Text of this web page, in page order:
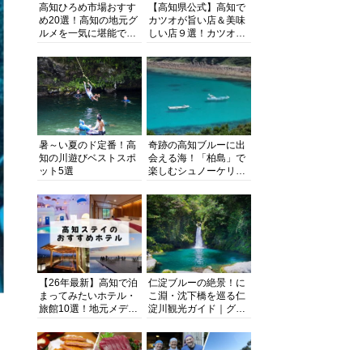
高知ひろめ市場おすす
め20選！高知の地元グ
ルメを一気に堪能でき
底解剖
【高知県公式】高知で
カツオが旨い店＆美味
しい店９選！カツオの
紹介
暑～い夏のド定番！高
知の川遊びベストスポ
ット5選
奇跡の高知ブルーに出
会える海！「柏島」で
楽しむシュノーケリン
浴にキャンプまで透明
度抜群の海の楽園を徹
底紹介
【26年最新】高知で泊
まってみたいホテル・
旅館10選！地元メディ
厳選
仁淀ブルーの絶景！に
こ淵・沈下橋を巡る仁
淀川観光ガイド｜グル
まで完全網羅！